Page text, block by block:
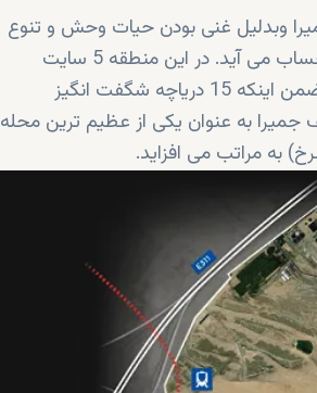
وبدلیل غنی بودن حیات وحش و تنوع
گونه، منزل و مقر تقریباً بیش از 400 نوع پرنده شده اند که در این حوزه پیشگام به حساب می آید. در این منطقه 5 سایت
باستانی برجای مانده از اندلس وجود دارد که شما را به تاریخ و فرهنگ وصل می کند، ضمن اینکه 15 دریاچه شگفت انگیز
جمیرا به عنوان یکی از عظیم ترین محله
به مراتب می افزاید.